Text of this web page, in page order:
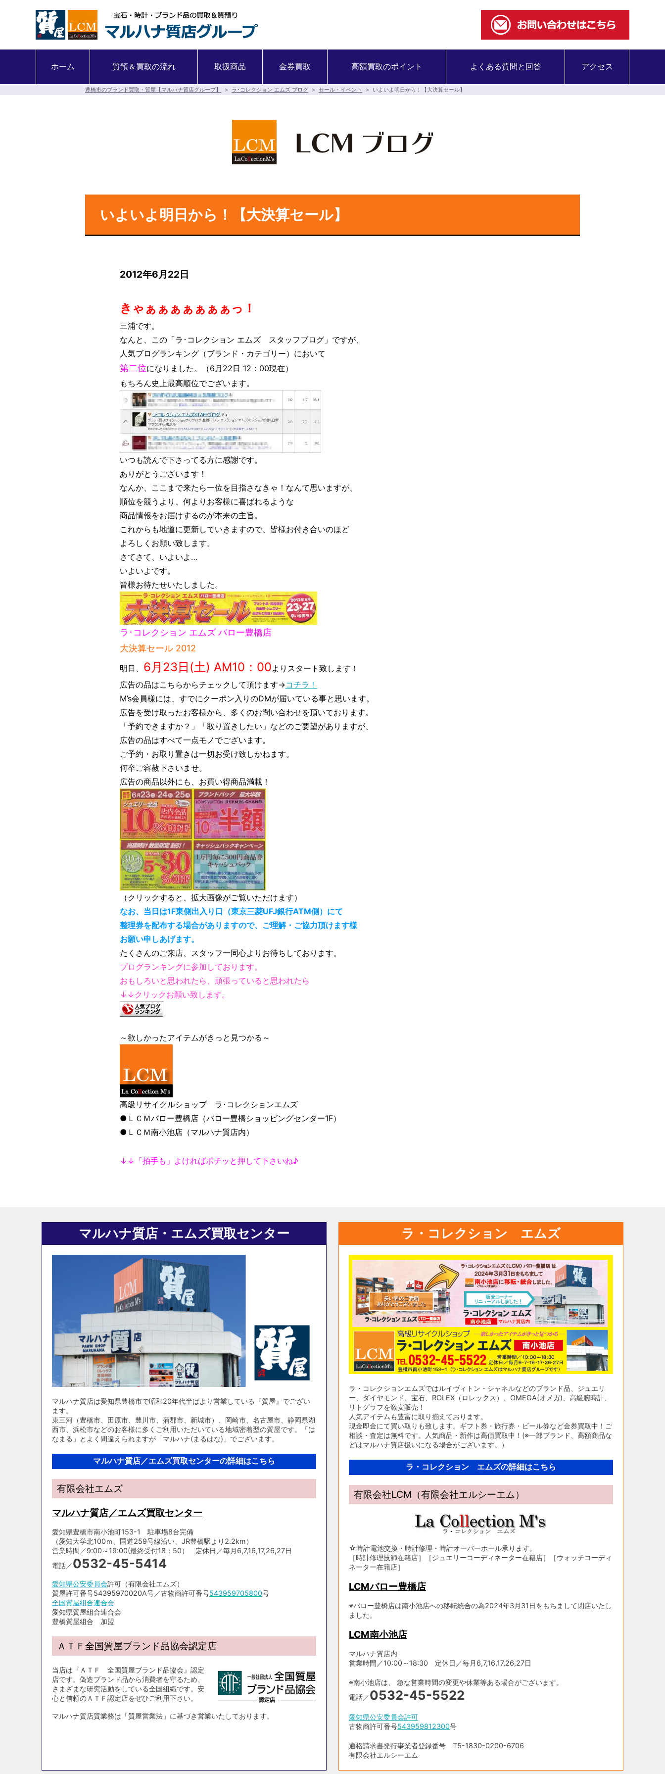
ホーム 質預＆買取の流れ 取扱商品 金券買取 高額買取のポイント よくある質問と回答 アクセス
豊橋市のブランド買取・質屋【マルハナ質店グループ】 > ラ･コレクション エムズ ブログ > セール・イベント > いよいよ明日から！【大決算セール】
いよいよ明日から！【大決算セール】
2012年6月22日
きゃぁぁぁぁぁぁぁっ！
三浦です。
なんと、この「ラ･コレクション エムズ スタッフブログ」ですが、
人気ブログランキング（ブランド・カテゴリー）において
第二位になりました。（6月22日 12：00現在）
もちろん史上最高順位でございます。
いつも読んで下さってる方に感謝です。
ありがとうございます！
なんか、ここまで来たら一位を目指さなきゃ！なんて思いますが、
順位を競うより、何よりお客様に喜ばれるような
商品情報をお届けするのが本来の主旨。
これからも地道に更新していきますので、皆様お付き合いのほど
よろしくお願い致します。
さてさて、いよいよ…
いよいよです。
皆様お待たせいたしました。
ラ･コレクション エムズ バロー豊橋店
大決算セール 2012
明日、 6月23日(土) AM10：00よりスタート致します！
広告の品はこちらからチェックして頂けます→コチラ！
M’s会員様には、すでにクーポン入りのDMが届いている事と思います。
広告を受け取ったお客様から、多くのお問い合わせを頂いております。
「予約できますか？」「取り置きしたい」などのご要望がありますが、
広告の品はすべて一点モノでございます。
ご予約・お取り置きは一切お受け致しかねます。
何卒ご容赦下さいませ。
広告の商品以外にも、お買い得商品満載！
（クリックすると、拡大画像がご覧いただけます）
なお、当日は1F東側出入り口（東京三菱UFJ銀行ATM側）にて
整理券を配布する場合がありますので、ご理解・ご協力頂けます様
お願い申しあげます。
たくさんのご来店、スタッフ一同心よりお待ちしております。
ブログランキングに参加しております。
おもしろいと思われたら、頑張っていると思われたら
↓↓クリックお願い致します。
～欲しかったアイテムがきっと見つかる～
高級リサイクルショップ ラ･コレクションエムズ
●ＬＣＭバロー豊橋店（バロー豊橋ショッピングセンター1F）
●ＬＣＭ南小池店（マルハナ質店内）
↓↓「拍手も」よければポチッと押して下さいね♪
マルハナ質店・エムズ買取センター
マルハナ質店は愛知県豊橋市で昭和20年代半ばより営業している『質屋』でござい
ます。
東三河（豊橋市、田原市、豊川市、蒲郡市、新城市）、岡崎市、名古屋市、静岡県湖
西市、浜松市などのお客様に多くご利用いただいている地域密着型の質屋です。「は
なまる」とよく間違えられますが「マルハナ(まるはな)」でございます。
マルハナ質店／エムズ買取センターの詳細はこちら
有限会社エムズ
マルハナ質店／エムズ買取センター
愛知県豊橋市南小池町153-1 駐車場8台完備
（愛知大学北100ｍ、国道259号線沿い、JR豊橋駅より2.2km）
営業時間／9:00～19:00(最終受付18：50） 定休日／毎月6,7,16,17,26,27日
電話／0532-45-5414
愛知県公安委員会許可（有限会社エムズ）
質屋許可番号54395970020A号／古物商許可番号543959705800号
全国質屋組合連合会
愛知県質屋組合連合会
豊橋質屋組合 加盟
ＡＴＦ全国質屋ブランド品協会認定店
当店は『ＡＴＦ 全国質屋ブランド品協会』認定
店です。偽造ブランド品から消費者を守るため、
さまざまな研究活動をしている全国組織です。安
心と信頼のＡＴＦ認定店をぜひご利用下さい。
マルハナ質店質業務は「質屋営業法」に基づき営業いたしております。
ラ・コレクション エムズ
ラ・コレクションエムズではルイヴィトン・シャネルなどのブランド品、ジュエリ
ー、ダイヤモンド、宝石、ROLEX（ロレックス）、OMEGA(オメガ)、高級腕時計、
リトグラフを激安販売！
人気アイテムも豊富に取り揃えております。
現金即金にて買い取りも致します。ギフト券・旅行券・ビール券など金券買取中！ご
相談・査定は無料です。人気商品・新作は高価買取中！(※一部ブランド、高額商品な
どはマルハナ質店扱いになる場合がございます。）
ラ・コレクション エムズの詳細はこちら
有限会社LCM（有限会社エルシーエム）
☆時計電池交換・時計修理・時計オーバーホール承ります。
［時計修理技師在籍店］［ジュエリーコーディネーター在籍店］［ウォッチコーディ
ネーター在籍店］
LCMバロー豊橋店
※バロー豊橋店は南小池店への移転統合の為2024年3月31日をもちまして閉店いたし
ました。
LCM南小池店
マルハナ質店内
営業時間／10:00～18:30 定休日／毎月6,7,16,17,26,27日
※南小池店は、 急な営業時間の変更や休業等ある場合がございます。
電話／0532-45-5522
愛知県公安委員会許可
古物商許可番号543959812300号
適格請求書発行事業者登録番号 T5-1830-0200-6706
有限会社エルシーエム